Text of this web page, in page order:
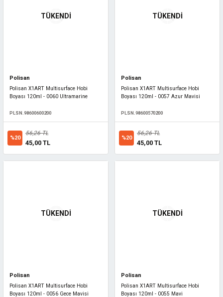
TÜKENDİ
Polisan
Polisan X1ART Multisurface Hobi
Boyası 120ml - 0060 Ultramarine
PLSN.98600600200
%20
56,26 TL
45,00 TL
TÜKENDİ
Polisan
Polisan X1ART Multisurface Hobi
Boyası 120ml - 0057 Azur Mavisi
PLSN.98600570200
%20
56,26 TL
45,00 TL
TÜKENDİ
Polisan
Polisan X1ART Multisurface Hobi
Boyası 120ml - 0056 Gece Mavisi
TÜKENDİ
Polisan
Polisan X1ART Multisurface Hobi
Boyası 120ml - 0055 Mavi